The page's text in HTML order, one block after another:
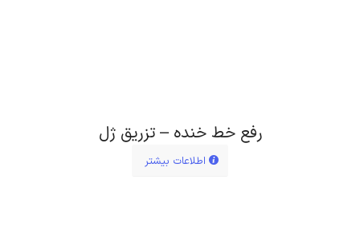
رفع خط خنده – تزریق ژل
اطلاعات بیشتر